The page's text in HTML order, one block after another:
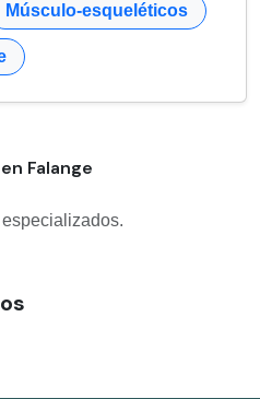
Músculo-esqueléticos
Falange